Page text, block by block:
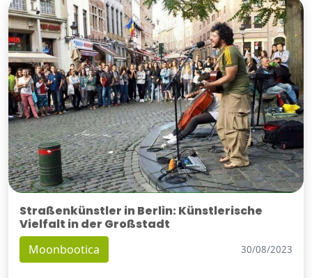
Straßenkünstler in Berlin: Künstlerische
Vielfalt in der Großstadt
Moonbootica 30/08/2023